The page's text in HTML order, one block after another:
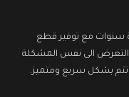
سنوات مع توفير قطع
التعرض الى نفس المشكلة
تتم بشكل سريع ومتميز.